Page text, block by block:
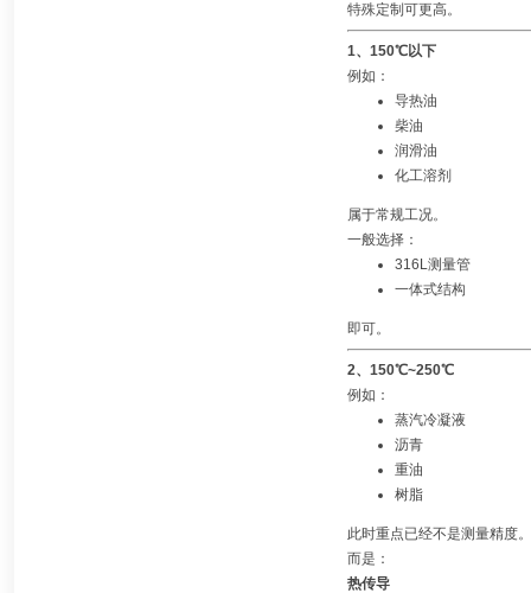
特殊定制可更高。
1、150℃以下
例如：
导热油
柴油
润滑油
化工溶剂
属于常规工况。
一般选择：
316L测量管
一体式结构
即可。
2、150℃~250℃
例如：
蒸汽冷凝液
沥青
重油
树脂
此时重点已经不是测量精度。
而是：
热传导